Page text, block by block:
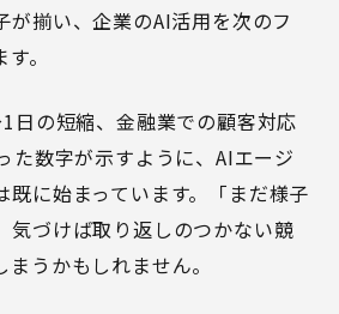
が揃い、企業のAI活用を次のフ
。
日の短縮、金融業での顧客対応
た数字が示すように、AIエージ
既に始まっています。「まだ様子
気づけば取り返しのつかない競
うかもしれません。